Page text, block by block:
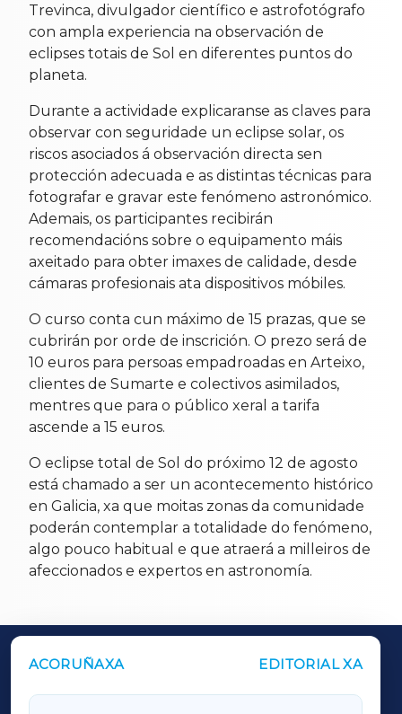
Trevinca, divulgador científico e astrofotógrafo
con ampla experiencia na observación de
eclipses totais de Sol en diferentes puntos do
planeta.
Durante a actividade explicaranse as claves para
observar con seguridade un eclipse solar, os
riscos asociados á observación directa sen
protección adecuada e as distintas técnicas para
fotografar e gravar este fenómeno astronómico.
Ademais, os participantes recibirán
recomendacións sobre o equipamento máis
axeitado para obter imaxes de calidade, desde
cámaras profesionais ata dispositivos móbiles.
O curso conta cun máximo de 15 prazas, que se
cubrirán por orde de inscrición. O prezo será de
10 euros para persoas empadroadas en Arteixo,
clientes de Sumarte e colectivos asimilados,
mentres que para o público xeral a tarifa
ascende a 15 euros.
O eclipse total de Sol do próximo 12 de agosto
está chamado a ser un acontecemento histórico
en Galicia, xa que moitas zonas da comunidade
poderán contemplar a totalidade do fenómeno,
algo pouco habitual e que atraerá a milleiros de
afeccionados e expertos en astronomía.
ACORUÑAXA EDITORIAL XA
OUTROS PERIÓDICOS